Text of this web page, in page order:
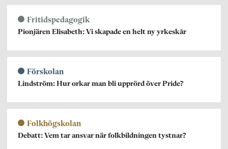
Fritidspedagogik
Pionjären Elisabeth: Vi skapade en helt ny yrkeskår
Förskolan
Lindström: Hur orkar man bli upprörd över Pride?
Folkhögskolan
Debatt: Vem tar ansvar när folkbildningen tystnar?